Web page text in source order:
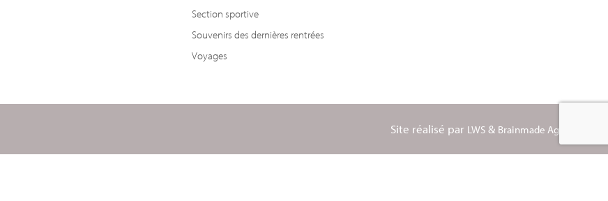
Section sportive
Souvenirs des dernières rentrées
Voyages
Site réalisé par LWS & Brainmade Agency